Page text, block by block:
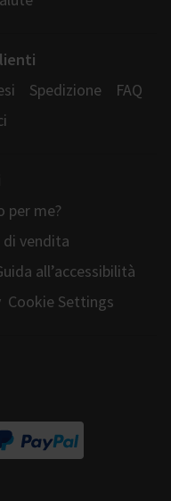
Spedizione
FAQ
per me?
di vendita
all’accessibilità
Cookie Settings